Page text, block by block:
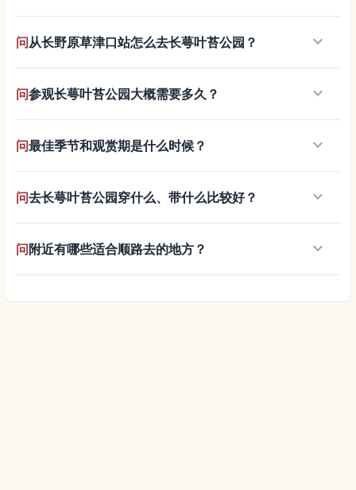
问从长野原草津口站怎么去长萼叶苔公园？ keyboard_arrow_down
问参观长萼叶苔公园大概需要多久？ keyboard_arrow_down
问最佳季节和观赏期是什么时候？ keyboard_arrow_down
问去长萼叶苔公园穿什么、带什么比较好？ keyboard_arrow_down
问附近有哪些适合顺路去的地方？ keyboard_arrow_down